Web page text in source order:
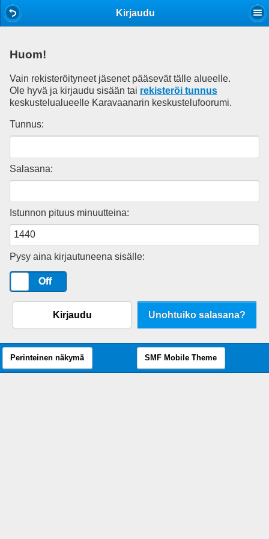
Kirjaudu
Huom!
Vain rekisteröityneet jäsenet pääsevät tälle alueelle.
Ole hyvä ja kirjaudu sisään tai rekisteröi tunnus
keskustelualueelle Karavaanarin keskustelufoorumi.
Tunnus:
Salasana:
Istunnon pituus minuutteina:
Pysy aina kirjautuneena sisälle:
Off
Kirjaudu Unohtuiko salasana?
Perinteinen näkymä SMF Mobile Theme